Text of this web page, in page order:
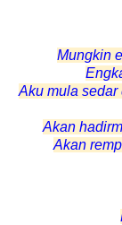
Mungkin
Aku mula
Akan
Akan